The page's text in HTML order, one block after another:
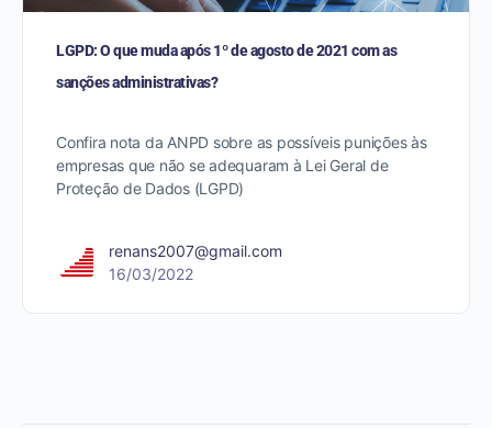
LGPD: O que muda após 1º de agosto de 2021 com as
sanções administrativas?
Confira nota da ANPD sobre as possíveis punições às
empresas que não se adequaram à Lei Geral de
Proteção de Dados (LGPD)
renans2007@gmail.com
16/03/2022